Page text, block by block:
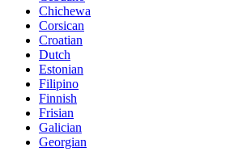
Chichewa
Corsican
Croatian
Dutch
Estonian
Filipino
Finnish
Frisian
Galician
Georgian